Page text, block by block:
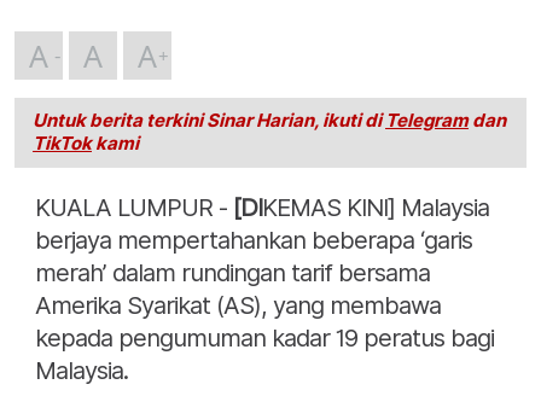
A A A
Untuk berita terkini Sinar Harian, ikuti di Telegramdan
TikTokkami
KUALA LUMPUR - [DIKEMAS KINI] Malaysia
berjaya mempertahankan beberapa ‘garis
merah’ dalam rundingan tarif bersama
Amerika Syarikat (AS), yang membawa
kepada pengumuman kadar 19 peratus bagi
Malaysia.